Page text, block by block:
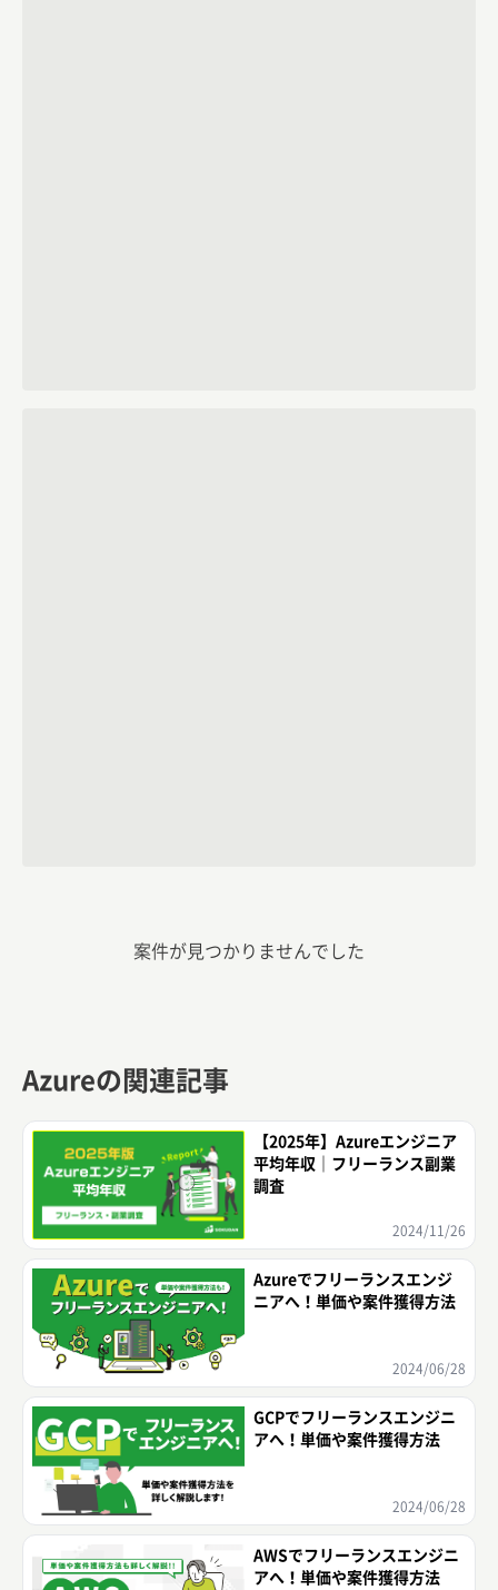
案件が見つかりませんでした
Azureの関連記事
【2025年】Azureエンジニア
平均年収｜フリーランス副業
調査
2024/11/26
Azureでフリーランスエンジ
ニアへ！単価や案件獲得方法
2024/06/28
GCPでフリーランスエンジニ
アへ！単価や案件獲得方法
2024/06/28
AWSでフリーランスエンジニ
アへ！単価や案件獲得方法